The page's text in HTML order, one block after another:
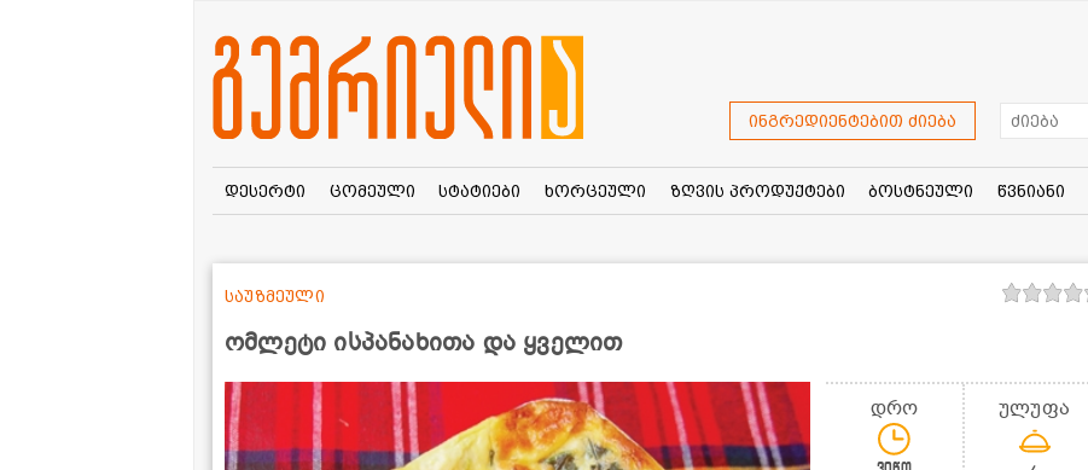
ინგრედიენტებით ძიება
დესერტი ცომეული სტატიები ხორცეული ზღვის პროდუქტები ბოსტნეული წვნიანი
ომლეტი ისპანახითა და ყველით
საუზმეული
დრო ულუფა